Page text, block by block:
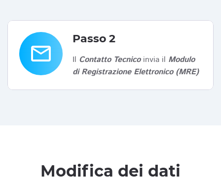
email
Passo 2
Il Contatto Tecnicoinvia il Modulo
di Registrazione Elettronico (MRE)
Modifica dei dati